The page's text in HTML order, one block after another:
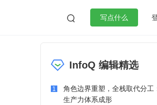
 写点什么
微服务架构 flutter
InfoQ 编辑精选
1
角色边界重塑，全栈取代分工
生产力体系成形